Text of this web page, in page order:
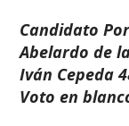
Candidato
Abelardo de
Iván Cepeda
Voto en